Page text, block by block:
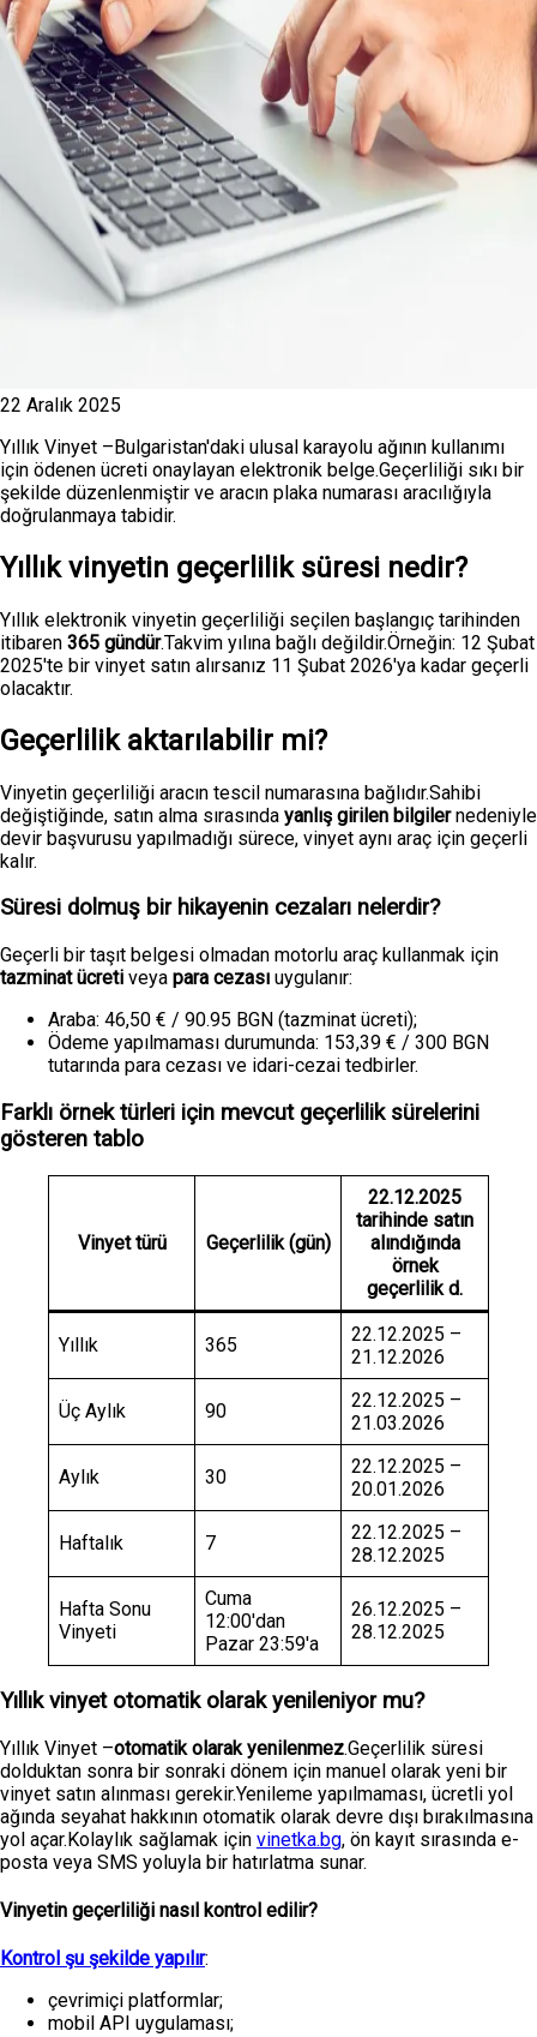
22 Aralık 2025
Yıllık Vinyet –Bulgaristan'daki ulusal karayolu ağının kullanımı
için ödenen ücreti onaylayan elektronik belge.Geçerliliği sıkı bir
şekilde düzenlenmiştir ve aracın plaka numarası aracılığıyla
doğrulanmaya tabidir.
Yıllık vinyetin geçerlilik süresi nedir?
Yıllık elektronik vinyetin geçerliliği seçilen başlangıç tarihinden
itibaren 365 gündür.Takvim yılına bağlı değildir.Örneğin: 12 Şubat
2025'te bir vinyet satın alırsanız 11 Şubat 2026'ya kadar geçerli
olacaktır.
Geçerlilik aktarılabilir mi?
Vinyetin geçerliliği aracın tescil numarasına bağlıdır.Sahibi
değiştiğinde, satın alma sırasında yanlış girilen bilgilernedeniyle
devir başvurusu yapılmadığı sürece, vinyet aynı araç için geçerli
kalır.
Süresi dolmuş bir hikayenin cezaları nelerdir?
Geçerli bir taşıt belgesi olmadan motorlu araç kullanmak için
tazminat ücreti veya para cezası uygulanır:
Araba: 46,50 € / 90.95 BGN (tazminat ücreti);
Ödeme yapılmaması durumunda: 153,39 € / 300 BGN
tutarında para cezası ve idari-cezai tedbirler.
Farklı örnek türleri için mevcut geçerlilik sürelerini
gösteren tablo
Vinyet türü Geçerlilik (gün)
22.12.2025
tarihinde satın
alındığında
örnek
geçerlilik d.
Yıllık 365
22.12.2025 –
21.12.2026
Üç Aylık 90
22.12.2025 –
21.03.2026
Aylık 30
22.12.2025 –
20.01.2026
Haftalık 7
22.12.2025 –
28.12.2025
Hafta Sonu
Vinyeti
Cuma
12:00'dan
Pazar 23:59'a
26.12.2025 –
28.12.2025
Yıllık vinyet otomatik olarak yenileniyor mu?
Yıllık Vinyet –otomatik olarak yenilenmez.Geçerlilik süresi
dolduktan sonra bir sonraki dönem için manuel olarak yeni bir
vinyet satın alınması gerekir.Yenileme yapılmaması, ücretli yol
ağında seyahat hakkının otomatik olarak devre dışı bırakılmasına
yol açar.Kolaylık sağlamak için vinetka.bg, ön kayıt sırasında e-
posta veya SMS yoluyla bir hatırlatma sunar.
Vinyetin geçerliliği nasıl kontrol edilir?
Kontrol şu şekilde yapılır:
çevrimiçi platformlar;
mobil API uygulaması;